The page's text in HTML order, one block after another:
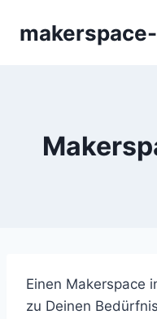
Inhalt
Einen Makerspace
zu Deinen